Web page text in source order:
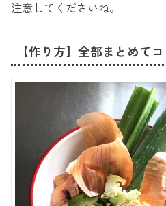
注意してくださいね。
【作り方】全部まとめて